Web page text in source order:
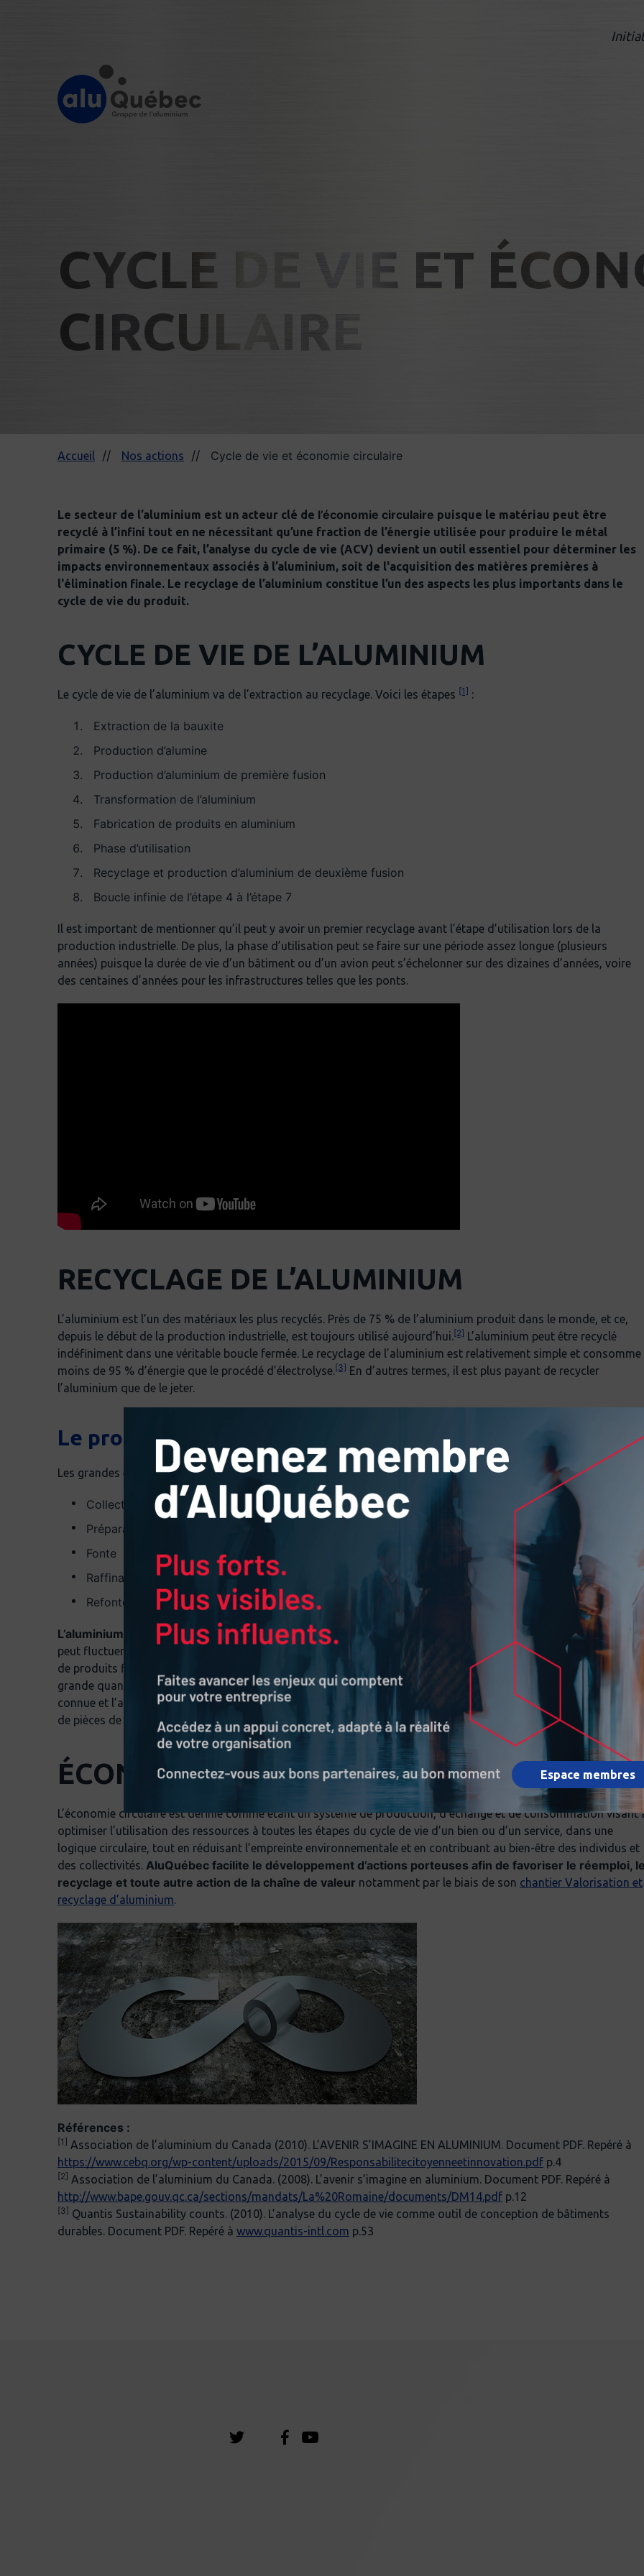
Espace membres
CYCLE DE VIE ET
CIRCULAIRE
Accueil Nos actions Cycle de vie et économie circulaire
Le secteur de l’aluminium est un acteur clé de l’économie circulaire puisque le matériau peut être
recyclé à l’infini tout en ne nécessitant qu’une fraction de l’énergie utilisée pour produire le métal
primaire (5 %). De ce fait, l’analyse du cycle de vie (ACV) devient un outil essentiel pour déterminer les
impacts environnementaux associés à l’aluminium, soit de l'acquisition des matières premières à
l'élimination finale. Le recyclage de l’aluminium constitue l’un des aspects les plus importants dans le
cycle de vie du produit.
CYCLE DE VIE DE L’ALUMINIUM
Le cycle de vie de l’aluminium va de l’extraction au recyclage. Voici les étapes [1] :
Extraction de la bauxite
Production d’alumine
Production d’aluminium de première fusion
Transformation de l’aluminium
Fabrication de produits en aluminium
Phase d’utilisation
Recyclage et production d’aluminium de deuxième fusion
Boucle infinie de l’étape 4 à l’étape 7
Il est important de mentionner qu’il peut y avoir un premier recyclage avant l’étape d’utilisation lors de la
production industrielle. De plus, la phase d’utilisation peut se faire sur une période assez longue (plusieurs
années) puisque la durée de vie d’un bâtiment ou d’un avion peut s’échelonner sur des dizaines d’années, voire
des centaines d’années pour les infrastructures telles que les ponts.
RECYCLAGE DE L’ALUMINIUM
L’aluminium est l’un des matériaux les plus recyclés. Près de 75 % de l’aluminium produit dans le monde, et ce,
depuis le début de la production industrielle, est toujours utilisé aujourd’hui.[2] L’aluminium peut être recyclé
indéfiniment dans une véritable boucle fermée. Le recyclage de l’aluminium est relativement simple et consomme
moins de 95 % d’énergie que le procédé d’électrolyse.[3] En d’autres termes, il est plus payant de recycler
l’aluminium que de le jeter.
Le processus de recyclage
Les grandes étapes du processus de recyclage sont les suivantes :
Collecte
Préparation des déchets
Fonte
Raffinage
Refonte
L’aluminium peut être recyclé indéfiniment sans perdre ses propriétés ou sa valeur.Cependant, la valeur
peut fluctuer sur le marché. Généralement, l’aluminium est combiné avec d’autres matériaux dans la production
de produits finis. Il faut séparer les composantes plastiques, ferreuses, les peintures, etc. Évidemment, la plus
grande quantité de résidus d’aluminium neufs provient des producteurs, dont la composition des alliages est
connue et l’aluminium n’est généralement pas pollué. Les autres déchets proviennent de produits finis utilisés et
de pièces de construction.
ÉCONOMIE CIRCULAIRE
L’économie circulaire est définie comme étant un système de production, d’échange et de consommation visant
optimiser l’utilisation des ressources à toutes les étapes du cycle de vie d’un bien ou d’un service, dans une
logique circulaire, tout en réduisant l’empreinte environnementale et en contribuant au bien-être des individus et
des collectivités. AluQuébec facilite le développement d’actions porteuses afin de favoriser le réemploi,
recyclage et toute autre action de la chaîne de valeur notamment par le biais de son chantier Valorisation et
recyclage d’aluminium.
Références :
[1] Association de l’aluminium du Canada (2010). L’AVENIR S’IMAGINE EN ALUMINIUM. Document PDF. Repéré à
https://www.cebq.org/wp-content/uploads/2015/09/Responsabilitecitoyenneetinnovation.pdf p.4
[2] Association de l’aluminium du Canada. (2008). L’avenir s’imagine en aluminium. Document PDF. Repéré à
http://www.bape.gouv.qc.ca/sections/mandats/La%20Romaine/documents/DM14.pdf p.12
[3] Quantis Sustainability counts. (2010). L’analyse du cycle de vie comme outil de conception de bâtiments
durables. Document PDF. Repéré à www.quantis-intl.com p.53